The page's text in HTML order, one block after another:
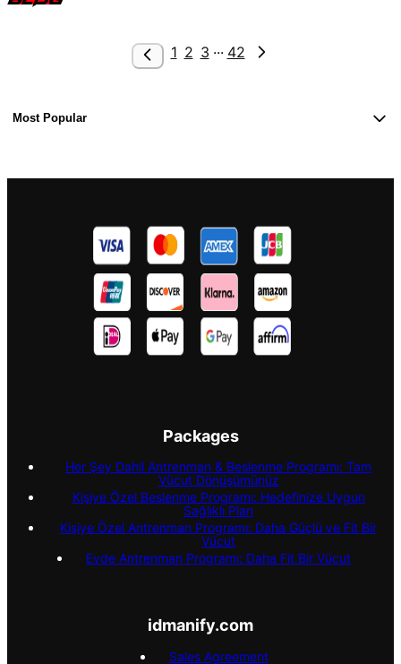
1 2 3 ... 42
Most Popular
Packages
Her Şey Dahil Antrenman & Beslenme Programı: Tam
Vücut Dönüşümünüz
Kişiye Özel Beslenme Programı: Hedefinize Uygun
Sağlıklı Plan
Kişiye Özel Antrenman Programı: Daha Güçlü ve Fit Bir
Vücut
Evde Antrenman Programı: Daha Fit Bir Vücut
idmanify.com
Sales Agreement